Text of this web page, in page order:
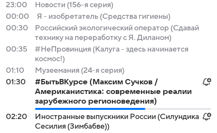
23:00
Новости (156-я серия)
00:00
Я - изобретатель (Средства гигиены)
00:30
Российский экологический оператор (Сдавай
технику на переработку с Я. Диланом)
00:35
#НеПровинция (Калуга - здесь начинается
космос!)
01:10
Музеемания (24-я серия)
01:30
#БытьВКурсе (Максим Сучков /
Американистика: современные реалии
зарубежного регионоведения)
02:20
Иностранные выпускники России (Силундика
Сесилия (Зимбабве))